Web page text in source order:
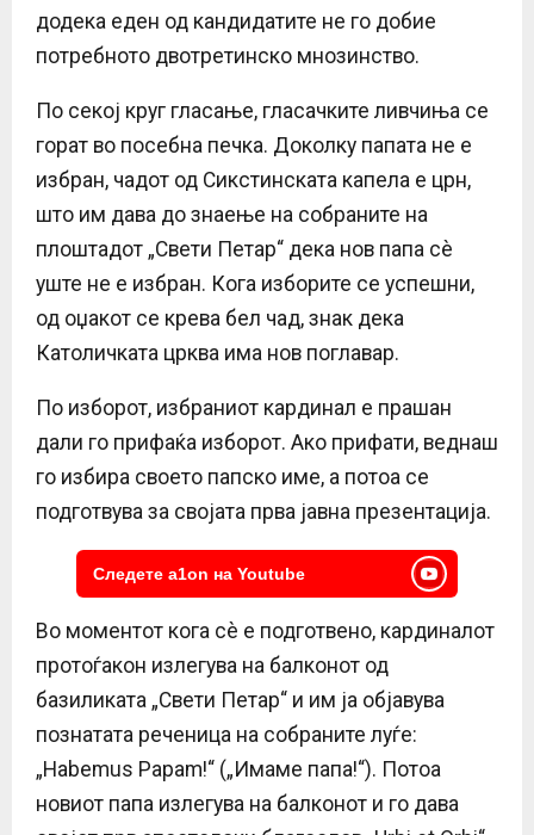
додека еден од кандидатите не го добие
потребното двотретинско мнозинство.
По секој круг гласање, гласачките ливчиња се
горат во посебна печка. Доколку папата не е
избран, чадот од Сикстинската капела е црн,
што им дава до знаење на собраните на
плоштадот „Свети Петар“ дека нов папа сè
уште не е избран. Кога изборите се успешни,
од оџакот се крева бел чад, знак дека
Католичката црква има нов поглавар.
По изборот, избраниот кардинал е прашан
дали го прифаќа изборот. Ако прифати, веднаш
го избира своето папско име, а потоа се
подготвува за својата прва јавна презентација.
Следете a1on на Youtube
Во моментот кога сè е подготвено, кардиналот
протоѓакон излегува на балконот од
базиликата „Свети Петар“ и им ја објавува
познатата реченица на собраните луѓе:
„Habemus Papam!“ („Имаме папа!“). Потоа
новиот папа излегува на балконот и го дава